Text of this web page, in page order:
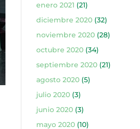
enero 2021 (21)
diciembre 2020(32)
noviembre 2020(28)
octubre 2020(34)
septiembre 2020(21)
agosto 2020(5)
julio 2020(3)
junio 2020(3)
mayo 2020(10)